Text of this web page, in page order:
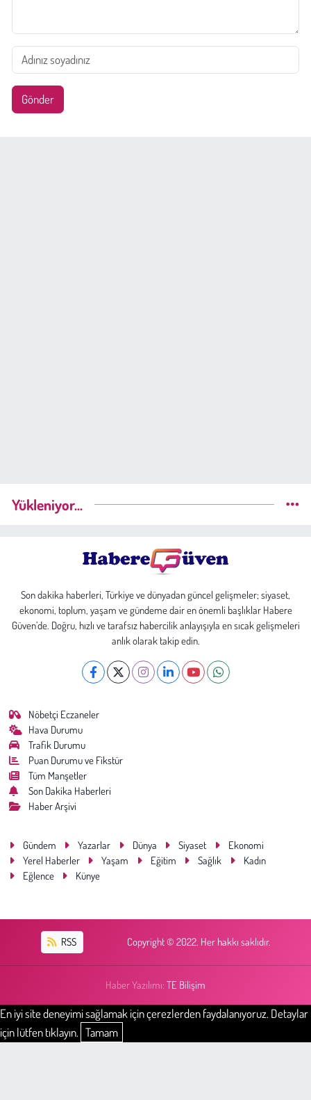
Gönder
Yükleniyor...
Son dakika haberleri, Türkiye ve dünyadan güncel gelişmeler; siyaset,
ekonomi, toplum, yaşam ve gündeme dair en önemli başlıklar Habere
Güven’de. Doğru, hızlı ve tarafsız habercilik anlayışıyla en sıcak gelişmeleri
anlık olarak takip edin.
Nöbetçi Eczaneler
Hava Durumu
Trafik Durumu
Puan Durumu ve Fikstür
Tüm Manşetler
Son Dakika Haberleri
Haber Arşivi
Gündem Yazarlar Dünya Siyaset
Ekonomi
Yerel Haberler
Yaşam Eğitim Sağlık
Kadın
Eğlence
Künye
RSS Copyright © 2022. Her hakkı saklıdır.
Haber Yazılımı: TE Bilişim
En iyi site deneyimi sağlamak için çerezlerden faydalanıyoruz. Detaylar
için lütfen tıklayın. Tamam